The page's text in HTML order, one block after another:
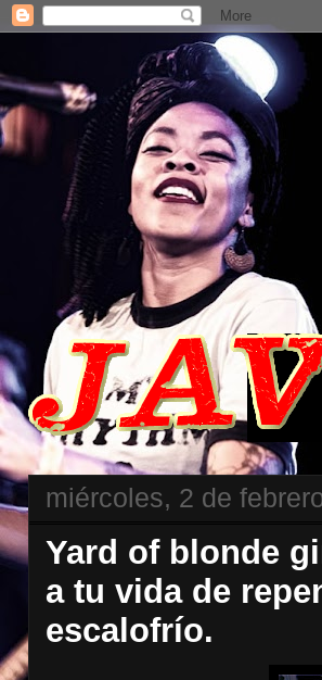
miércoles, 2 de
Yard of blonde
a tu vida de
escalofrío.